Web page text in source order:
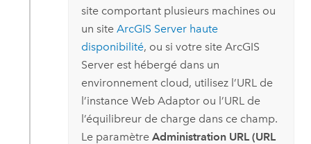
site comportant plusieurs machines ou
un site ArcGIS Serverhaute
disponibilité, ou si votre site ArcGIS
Serverest hébergé dans un
environnement cloud, utilisez l’URL de
l’instance Web Adaptor ou l’URL de
l’équilibreur de charge dans ce champ.
Le paramètre Administration URL (URL